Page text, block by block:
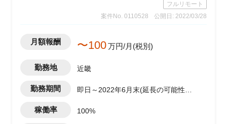
フルリモート
案件No. 0110528
公開日: 2022/03/28
月額報酬 〜100万円/月(税別)
勤務地 近畿
勤務期間
即日～2022年6月末(延長の可能性あ
稼働率 100%